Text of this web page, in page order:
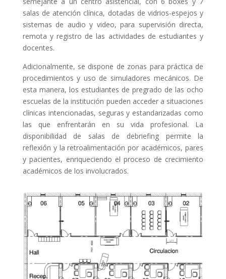
salas de atención clínica, dotadas de vidrios-espejos y
sistemas de audio y video, para supervisión directa,
remota y registro de las actividades de estudiantes y
docentes.
Adicionalmente, se dispone de zonas para práctica de
procedimientos y uso de simuladores mecánicos. De
esta manera, los estudiantes de pregrado de las ocho
escuelas de la institución pueden acceder a situaciones
clínicas intencionadas, seguras y estandarizadas como
las que enfrentarán en su vida profesional. La
disponibilidad de salas de debriefing permite la
reflexión y la retroalimentación por académicos, pares
y pacientes, enriqueciendo el proceso de crecimiento
académicos de los involucrados.